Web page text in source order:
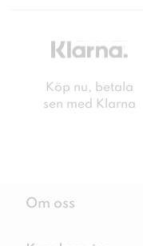
Köp nu, betala
sen med Klarna
Om oss